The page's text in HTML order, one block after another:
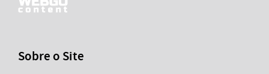
Sobre o Site